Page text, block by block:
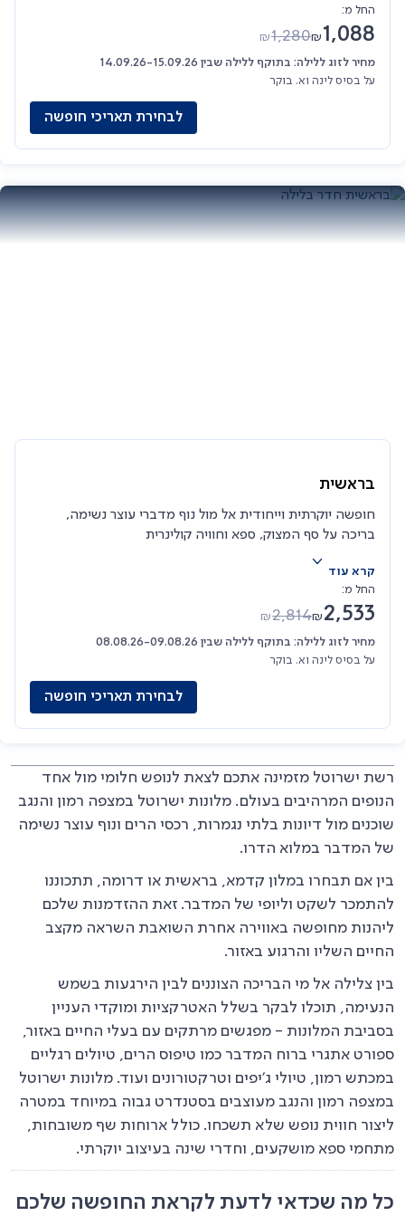
החל מ:
₪ 1,088
₪1,280
מחיר לזוג ללילה: בתוקף ללילה שבין 14.09.26-15.09.26
על בסיס לינה וא. בוקר
לבחירת תאריכי חופשה
בראשית
חופשה יוקרתית וייחודית אל מול נוף מדברי עוצר נשימה,
בריכה על סף המצוק, ספא וחוויה קולינרית
קרא עוד
החל מ:
₪ 2,533
₪2,814
מחיר לזוג ללילה: בתוקף ללילה שבין 08.08.26-09.08.26
על בסיס לינה וא. בוקר
לבחירת תאריכי חופשה
רשת ישרוטל מזמינה אתכם לצאת לנופש חלומי מול אחד
הנופים המרהיבים בעולם. מלונות ישרוטל במצפה רמון והנגב
שוכנים מול דיונות בלתי נגמרות, רכסי הרים ונוף עוצר נשימה
של המדבר במלוא הדרו.
בין אם תבחרו במלון קדמא, בראשית או דרומה, תתכוננו
להתמכר לשקט וליופי של המדבר. זאת ההזדמנות שלכם
ליהנות מחופשה באווירה אחרת השואבת השראה מקצב
החיים השליו והרגוע באזור.
בין צלילה אל מי הבריכה הצוננים לבין הירגעות בשמש
הנעימה, תוכלו לבקר בשלל האטרקציות ומוקדי העניין
בסביבת המלונות - מפגשים מרתקים עם בעלי החיים באזור,
ספורט אתגרי ברוח המדבר כמו טיפוס הרים, טיולים רגליים
במכתש רמון, טיולי ג'יפים וטרקטורונים ועוד. מלונות ישרוטל
במצפה רמון והנגב מעוצבים בסטנדרט גבוה במיוחד במטרה
ליצור חווית נופש שלא תשכחו. כולל ארוחות שף משובחות,
מתחמי ספא מושקעים, וחדרי שינה בעיצוב יוקרתי.
כל מה שכדאי לדעת לקראת החופשה שלכם